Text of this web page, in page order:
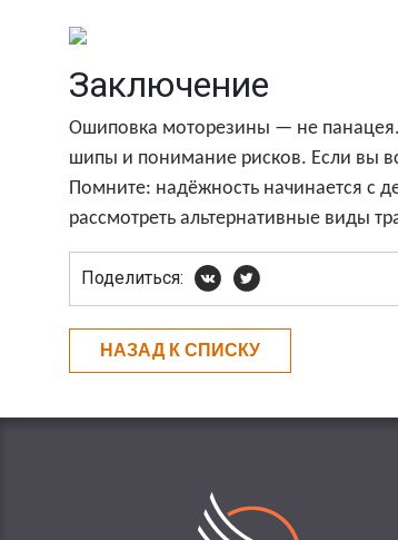
Заключение
Ошиповка моторезины — не
шипы и понимание рисков. Если вы
Помните: надёжность начинается с
рассмотреть альтернативные виды
Поделиться:
НАЗАД К СПИСКУ